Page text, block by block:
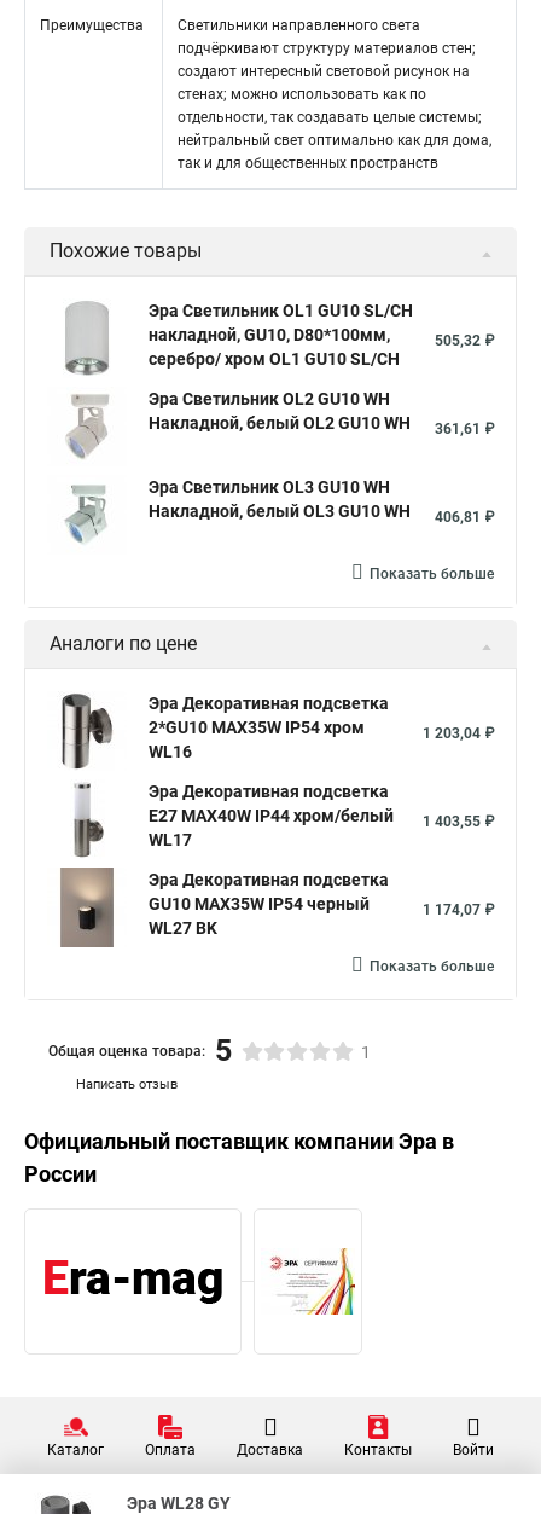
Преимущества
Светильники направленного света
подчёркивают структуру материалов стен;
создают интересный световой рисунок на
стенах; можно использовать как по
отдельности, так создавать целые системы;
нейтральный свет оптимально как для дома,
так и для общественных пространств
Похожие товары
Эра Светильник OL1 GU10 SL/CH
накладной, GU10, D80*100мм,
серебро/ хром OL1 GU10 SL/CH
505,32 ₽
Эра Светильник OL2 GU10 WH
Накладной, белый OL2 GU10 WH
361,61 ₽
Эра Светильник OL3 GU10 WH
Накладной, белый OL3 GU10 WH
406,81 ₽
Показать больше
Аналоги по цене
Эра Декоративная подсветка
2*GU10 MAX35W IP54 хром
WL16
1 203,04 ₽
Эра Декоративная подсветка
E27 MAX40W IP44 хром/белый
WL17
1 403,55 ₽
Эра Декоративная подсветка
GU10 MAX35W IP54 черный
WL27 BK
1 174,07 ₽
Показать больше
Написать отзыв
Общая оценка товара: 5 1
Официальный поставщик компанииЭра в
России
Каталог Оплата Доставка Контакты Войти
Эра WL28 GY